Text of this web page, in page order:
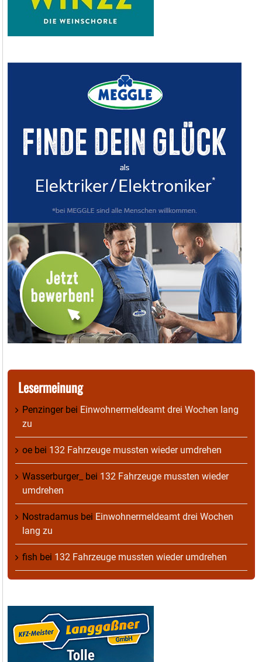
Lesermeinung
Penzingerbei Einwohnermeldeamt drei Wochen lang
zu
oe bei 132 Fahrzeuge mussten wieder umdrehen
Wasserburger_ bei 132 Fahrzeuge mussten wieder
umdrehen
Nostradamus bei Einwohnermeldeamt drei Wochen
lang zu
fish bei 132 Fahrzeuge mussten wieder umdrehen